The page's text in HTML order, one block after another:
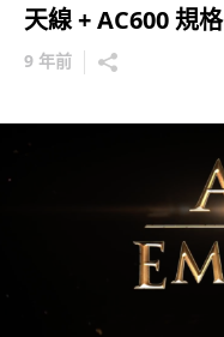
天線 + AC600 規格
9 年前